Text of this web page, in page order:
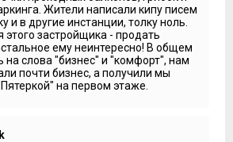
проекта и нашей оценкой
вы можете ознакомиться в
странице проекта, на сайте
А также на портале обратите
года изменились цены на
Жители написали кипу писем
и в другие инстанции, толку ноль.
этого застройщика - продать
ему неинтересно! В общем
на слова "бизнес" и "комфорт", нам
почти бизнес, а получили мы
на первом этаже.